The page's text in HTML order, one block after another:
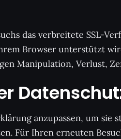
das verbreitete SSL-
Browser unterstützt
Manipulation, Verlust,
anzupassen, um
Für Ihren erneuten